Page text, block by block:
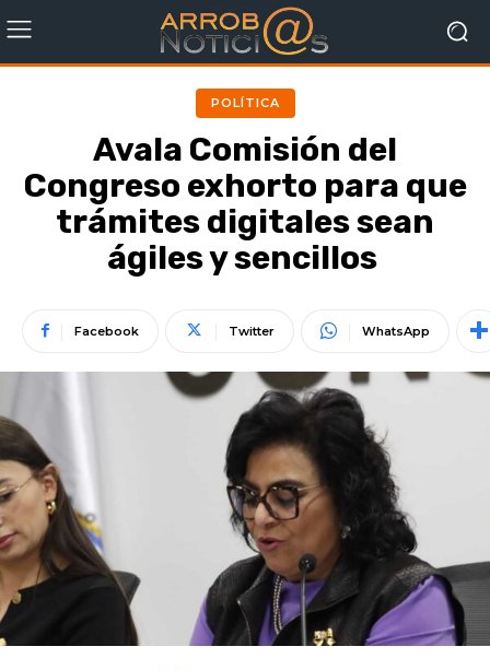
POLÍTICA
Avala Comisión del
Congreso exhorto para que
trámites digitales sean
ágiles y sencillos
Facebook Twitter WhatsApp